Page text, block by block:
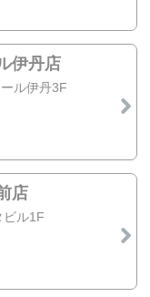
伊丹店
ル伊丹3F
店
ビル1F